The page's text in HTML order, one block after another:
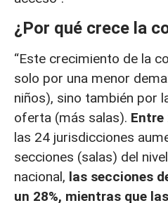
¿Por qué crece la
“Este crecimiento de la
solo por una menor
niños), sino también por
oferta (más salas). Entre
las 24 jurisdicciones
secciones (salas) del
nacional, las secciones
un 28%, mientras que